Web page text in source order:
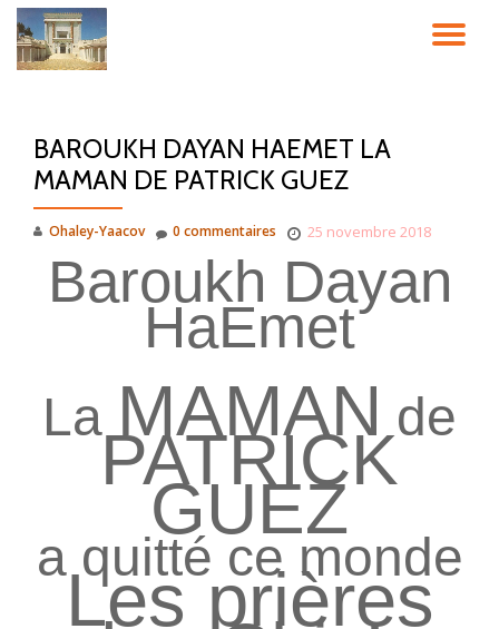
Aller
BAROUKH DAYAN HAEMET LA
MAMAN DE PATRICK GUEZ
Ohaley-Yaacov 25 novembre 2018
0 commentaires
Baroukh Dayan
HaEmet
La MAMAN de
PATRICK
GUEZ
a quitté ce monde
Les prières